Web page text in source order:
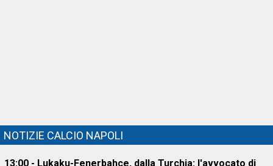
NOTIZIE CALCIO NAPOLI
13:00 - Lukaku-Fenerbahce, dalla Turchia: l'avvocato di